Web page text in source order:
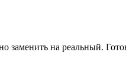
заменить на реальный.